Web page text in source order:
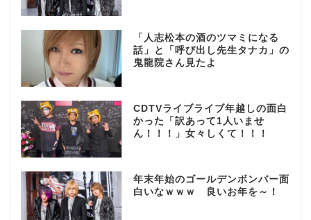
「人志松本の酒のツマミになる
話」と「呼び出し先生タナカ」の
鬼龍院さん見たよ
CDTVライブライブ年越しの面白
かった「訳あって1人いませ
ん！！！」女々しくて！！！
年末年始のゴールデンボンバー面
白いなｗｗｗ 良いお年を～！